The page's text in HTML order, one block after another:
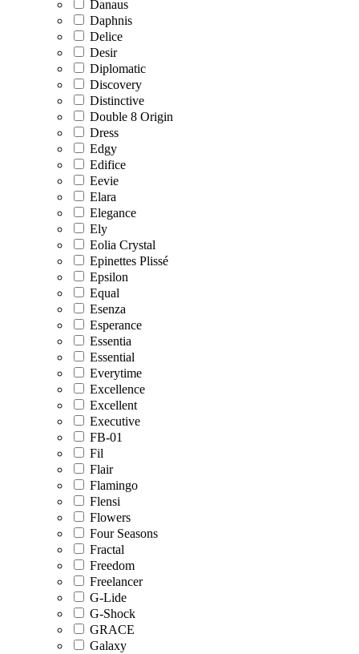
Danaus
Daphnis
Delice
Desir
Diplomatic
Discovery
Distinctive
Double 8 Origin
Dress
Edgy
Edifice
Eevie
Elara
Elegance
Ely
Eolia Crystal
Epinettes Plissé
Epsilon
Equal
Esenza
Esperance
Essentia
Essential
Everytime
Excellence
Excellent
Executive
FB-01
Fil
Flair
Flamingo
Flensi
Flowers
Four Seasons
Fractal
Freedom
Freelancer
G-Lide
G-Shock
GRACE
Galaxy